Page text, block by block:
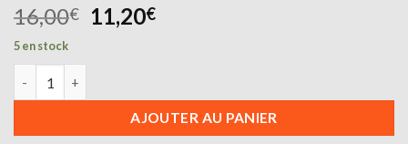
16,00€
Le
prix
16,00€.
11,20€Le
11,20€.
5 en stock
AJOUTER AU PANIER